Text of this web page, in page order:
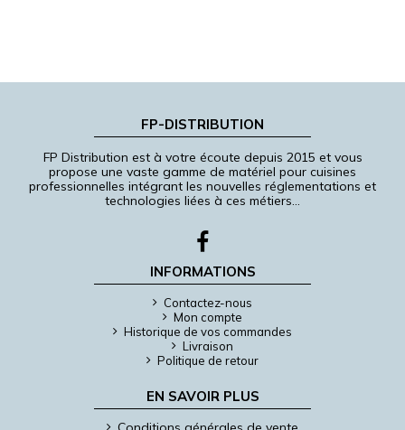
FP-DISTRIBUTION
FP Distribution est à votre écoute depuis 2015 et vous
propose une vaste gamme de matériel pour cuisines
professionnelles intégrant les nouvelles réglementations et
technologies liées à ces métiers…
INFORMATIONS
Contactez-nous
Mon compte
Historique de vos commandes
Livraison
Politique de retour
EN SAVOIR PLUS